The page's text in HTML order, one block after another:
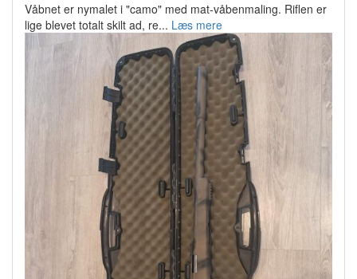
Våbnet er nymalet i "camo" med mat-våbenmaling. Riflen er
lige blevet totalt skilt ad, re... Læs mere